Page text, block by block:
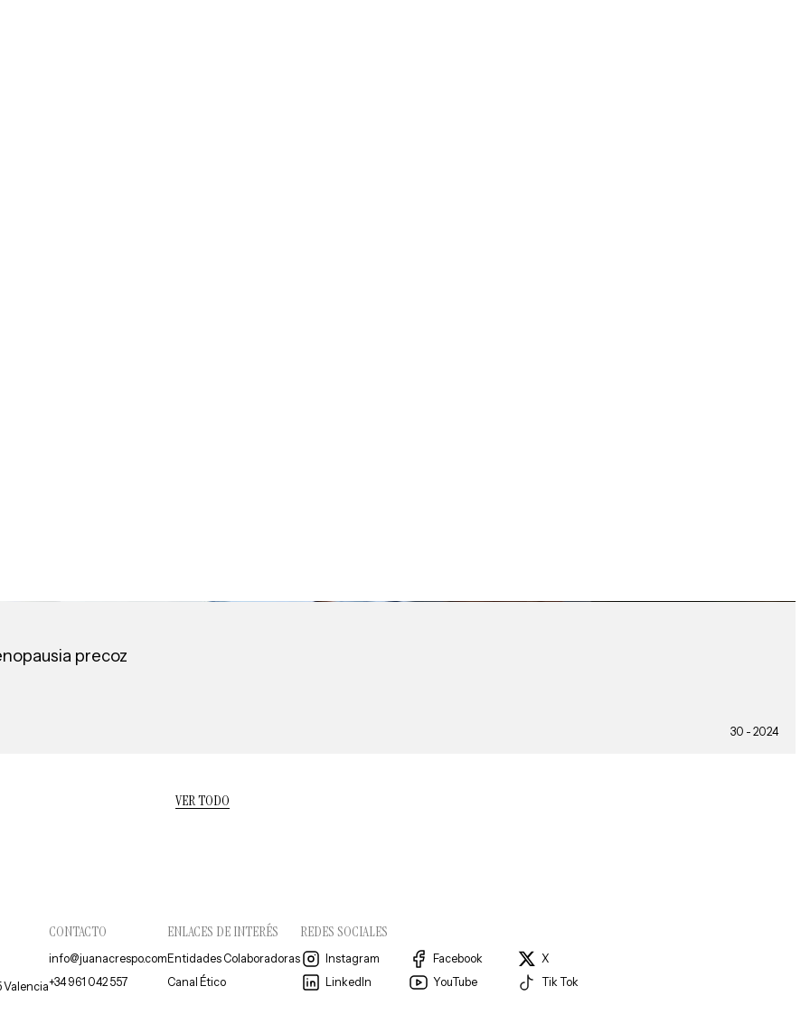
precoz
30 - 2024
VER TODO
Valencia
CONTACTO
info@juanacrespo.com
+34 961 042 557
ENLACES DE INTERÉS
Entidades Colaboradoras
Canal Ético
REDES SOCIALES
Instagram Facebook
X
LinkedIn
YouTube Tik Tok